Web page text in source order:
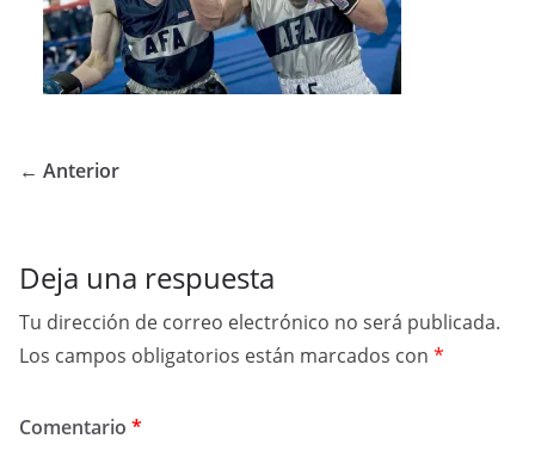
← Anterior
Deja una respuesta
Tu dirección de correo electrónico no será publicada.
Los campos obligatorios están marcados con *
Comentario *